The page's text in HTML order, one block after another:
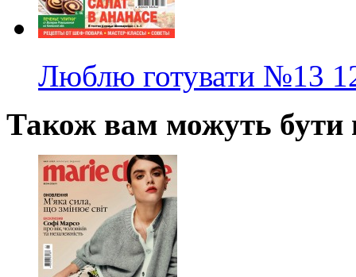
Люблю готувати №13
Також вам можуть бути